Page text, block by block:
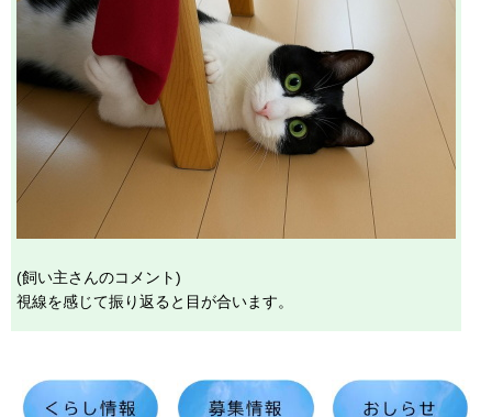
(飼い主さんのコメント)
視線を感じて振り返ると目が合います。